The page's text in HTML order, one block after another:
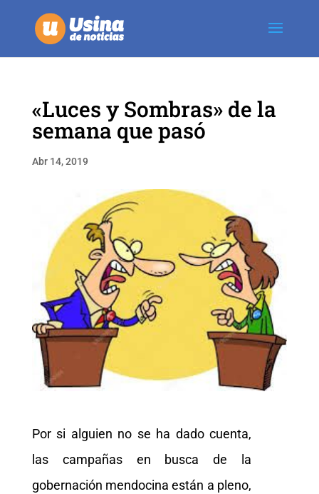
«Luces y Sombras» de la
semana que pasó
Abr 14, 2019
Por si alguien no se ha dado cuenta,
las campañas en busca de la
gobernación mendocina están a pleno,